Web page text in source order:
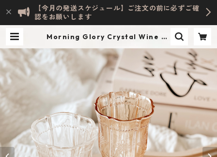
【今月の発送スケジュール】ご注文の前に必ずご確
認をお願いします
Morning Glory Crystal Wine Gl
| INTERIOR & LIFESTYLE